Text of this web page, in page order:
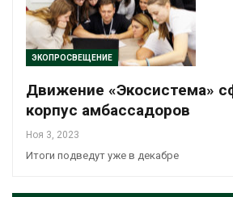
ЭКОПРОСВЕЩЕНИЕ
Движение «Экосистема»
корпус амбассадоров
Ноя 3, 2023
Итоги подведут уже в декабре